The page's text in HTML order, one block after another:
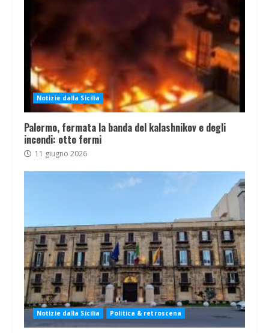
Notizie dalla Sicilia
Palermo, fermata la banda del kalashnikov e degli
incendi: otto fermi
11 giugno 2026
Notizie dalla Sicilia Politica & retroscena